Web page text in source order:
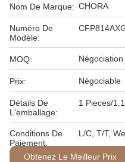
Nom De Marque: CHORA
Numéro De
Modèle:
MOQ: Négociation
Prix: Négociable
Détails De
L'emballage:
1 Pieces/
Conditions De
Paiement:
L/C, T/T,
Obtenez Le Meilleur Prix